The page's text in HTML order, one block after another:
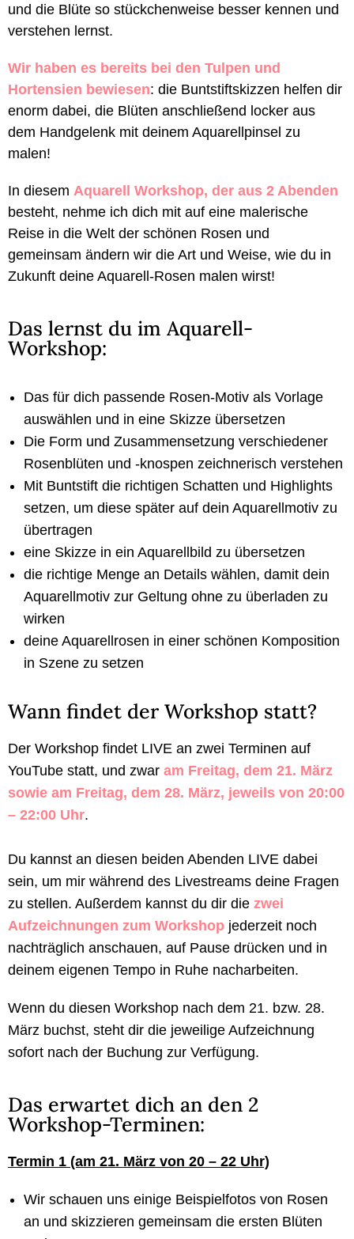
und die Blüte so stückchenweise besser kennen und
verstehen lernst.
Wir haben es bereits bei den Tulpen und
Hortensien bewiesen: die Buntstiftskizzen helfen dir
enorm dabei, die Blüten anschließend locker aus
dem Handgelenk mit deinem Aquarellpinsel zu
malen!
In diesem Aquarell Workshop, der aus 2 Abenden
besteht, nehme ich dich mit auf eine malerische
Reise in die Welt der schönen Rosen und
gemeinsam ändern wir die Art und Weise, wie du in
Zukunft deine Aquarell-Rosen malen wirst!
Das lernst du im Aquarell-
Workshop:
Das für dich passende Rosen-Motiv als Vorlage
auswählen und in eine Skizze übersetzen
Die Form und Zusammensetzung verschiedener
Rosenblüten und -knospen zeichnerisch verstehen
Mit Buntstift die richtigen Schatten und Highlights
setzen, um diese später auf dein Aquarellmotiv zu
übertragen
eine Skizze in ein Aquarellbild zu übersetzen
die richtige Menge an Details wählen, damit dein
Aquarellmotiv zur Geltung ohne zu überladen zu
wirken
deine Aquarellrosen in einer schönen Komposition
in Szene zu setzen
Wann findet der Workshop statt?
Der Workshop findet LIVE an zwei Terminen auf
YouTube statt, und zwar am Freitag, dem 21. März
sowie am Freitag, dem 28. März, jeweils von 20:00
– 22:00 Uhr.
Du kannst an diesen beiden Abenden LIVE dabei
sein, um mir während des Livestreams deine Fragen
zu stellen. Außerdem kannst du dir die zwei
Aufzeichnungen zum Workshop jederzeit noch
nachträglich anschauen, auf Pause drücken und in
deinem eigenen Tempo in Ruhe nacharbeiten.
Wenn du diesen Workshop nach dem 21. bzw. 28.
März buchst, steht dir die jeweilige Aufzeichnung
sofort nach der Buchung zur Verfügung.
Das erwartet dich an den 2
Workshop-Terminen:
Termin 1 (am 21. März von 20 – 22 Uhr)
Wir schauen uns einige Beispielfotos von Rosen
an und skizzieren gemeinsam die ersten Blüten